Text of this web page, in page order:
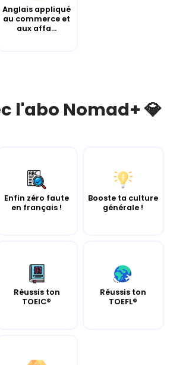
Anglais appliqué
au commerce et
aux affa...
l'abo Nomad+ 💎
Enfin zéro faute
en français !
Booste ta culture
générale !
Réussis ton
TOEIC®
Réussis ton
TOEFL®